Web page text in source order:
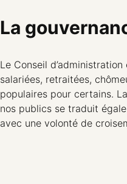
La
Le Conseil
salariées, retraitées,
populaires pour certains.
nos publics se traduit
avec une volonté de